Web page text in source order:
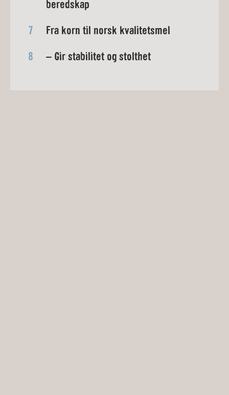
beredskap
7 Fra korn til norsk kvalitetsmel
8 – Gir stabilitet og stolthet